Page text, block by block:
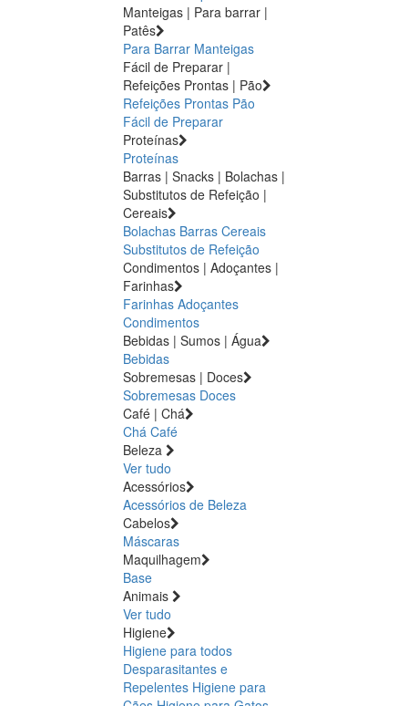
Manteigas | Para barrar |
Patês
Para Barrar Manteigas
Fácil de Preparar |
Refeições Prontas | Pão
Refeições Prontas Pão
Fácil de Preparar
Proteínas
Proteínas
Barras | Snacks | Bolachas |
Substitutos de Refeição |
Cereais
Bolachas Barras Cereais
Substitutos de Refeição
Condimentos | Adoçantes |
Farinhas
Farinhas Adoçantes
Condimentos
Bebidas | Sumos | Água
Bebidas
Sobremesas | Doces
Sobremesas Doces
Café | Chá
Chá Café
Beleza
Ver tudo
Acessórios
Acessórios de Beleza
Cabelos
Máscaras
Maquilhagem
Base
Animais
Ver tudo
Higiene
Higiene para todos
Desparasitantes e
Repelentes Higiene para